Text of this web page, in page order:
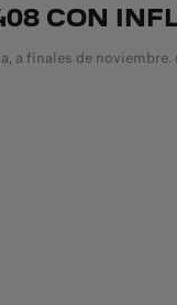
CON
a finales de